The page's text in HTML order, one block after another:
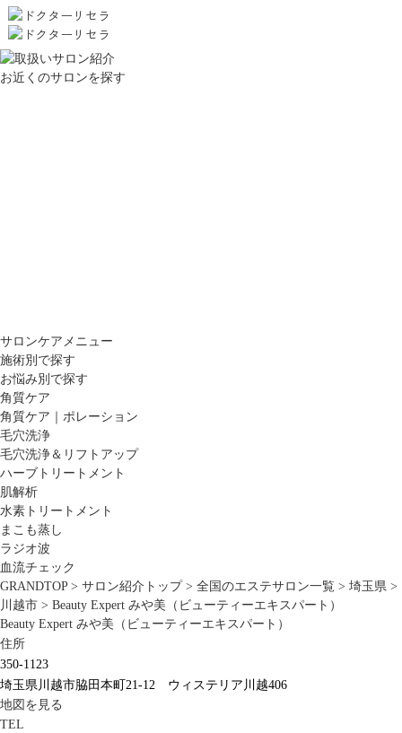
お近くのサロンを探す
サロンケアメニュー
施術別で探す
お悩み別で探す
角質ケア
角質ケア｜ポレーション
毛穴洗浄
毛穴洗浄＆リフトアップ
ハーブトリートメント
肌解析
水素トリートメント
まこも蒸し
ラジオ波
血流チェック
GRANDTOP > サロン紹介トップ > 全国のエステサロン一覧 > 埼玉県 >
川越市 > Beauty Expert みや美（ビューティーエキスパート）
Beauty Expert みや美（ビューティーエキスパート）
住所
350-1123
埼玉県川越市脇田本町21-12 ウィステリア川越406
地図を見る
TEL